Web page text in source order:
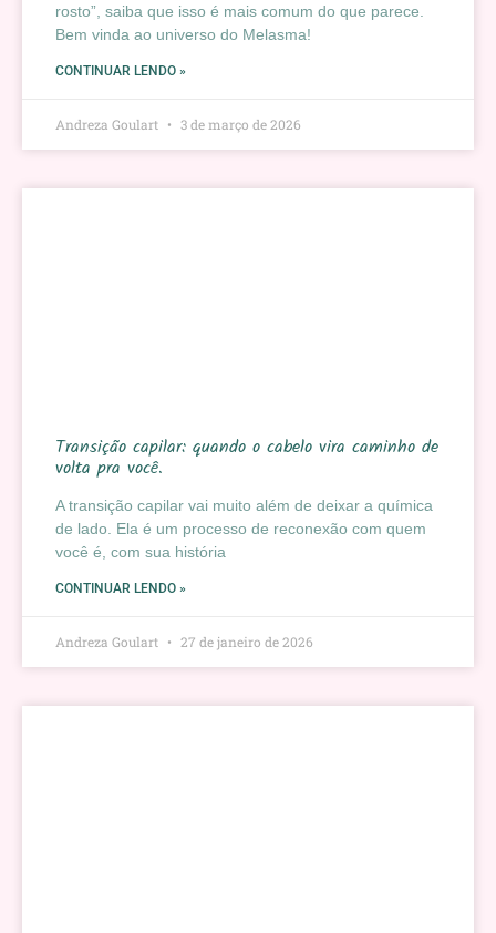
rosto”, saiba que isso é mais comum do que parece.
Bem vinda ao universo do Melasma!
CONTINUAR LENDO »
Andreza Goulart 3 de março de 2026
Transição capilar: quando o cabelo vira caminho de
volta pra você.
A transição capilar vai muito além de deixar a química
de lado. Ela é um processo de reconexão com quem
você é, com sua história
CONTINUAR LENDO »
Andreza Goulart 27 de janeiro de 2026